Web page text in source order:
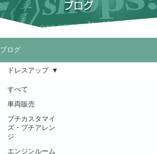
ブログ
ブログ
すべて
車両販売
プチカスタマイ
ズ・プチアレン
ジ
エンジンルーム
ドレスアップ